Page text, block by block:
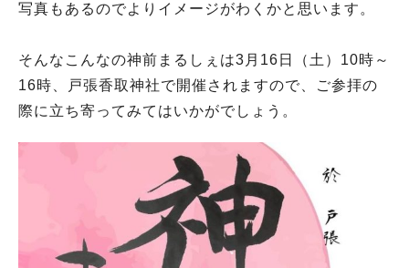
写真もあるのでよりイメージがわくかと思います。
そんなこんなの神前まるしぇは3月16日（土）10時～
16時、戸張香取神社で開催されますので、ご参拝の
際に立ち寄ってみてはいかがでしょう。